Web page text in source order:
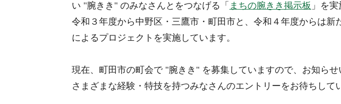
い "腕きき" のみなさんとをつなげる「 まちの腕きき掲示板 」を
令和３年度から中野区・三鷹市・町田市と、令和４年度からは
によるプロジェクトを実施しています。
現在、町田市の町会で "腕きき" を募集していますので、お知らせ
さまざまな経験・特技を持つみなさんのエントリーをお待ちして